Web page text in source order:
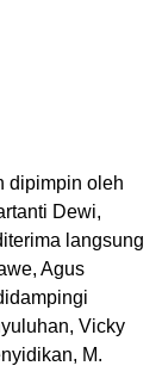
dipimpin oleh
Dewi,
langsung
Agus
Vicky
M.